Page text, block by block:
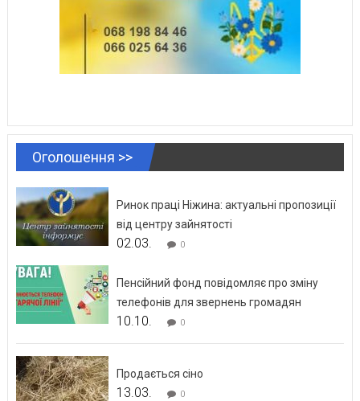
Оголошення >>
Ринок праці Ніжина: актуальні пропозиції
від центру зайнятості
02.03. 0
Пенсійний фонд повідомляє про зміну
телефонів для звернень громадян
10.10. 0
Продається сіно
13.03. 0